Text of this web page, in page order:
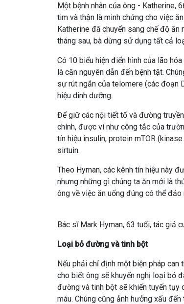
Một bệnh nhân của ông - Katherine,
tim và thận là minh chứng cho việc
Katherine đã chuyển sang chế độ
tháng sau, bà dừng sử dụng tất cả
Có 10 biểu hiện điển hình của lão
là căn nguyên dẫn đến bệnh tật.
sự rút ngắn của telomere (các đoạn
hiệu dinh dưỡng.
Để giữ các nội tiết tố và đường
chính, được ví như công tắc của
tín hiệu insulin, protein mTOR
sirtuin.
Theo Hyman, các kênh tín hiệu này
nhưng những gì chúng ta ăn mới là
ông về việc ăn uống đúng có thể đảo
Bác sĩ Mark Hyman, 63 tuổi, tác giả
Loại bỏ đường và tinh bột
Nếu phải chỉ định một biện pháp can
cho biết ông sẽ khuyến nghị loại bỏ
đường và tinh bột sẽ khiến tuyến
máu. Chúng cũng ảnh hưởng xấu